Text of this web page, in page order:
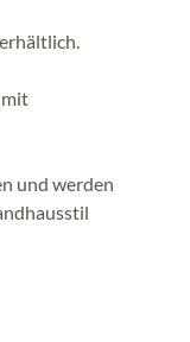
und werden